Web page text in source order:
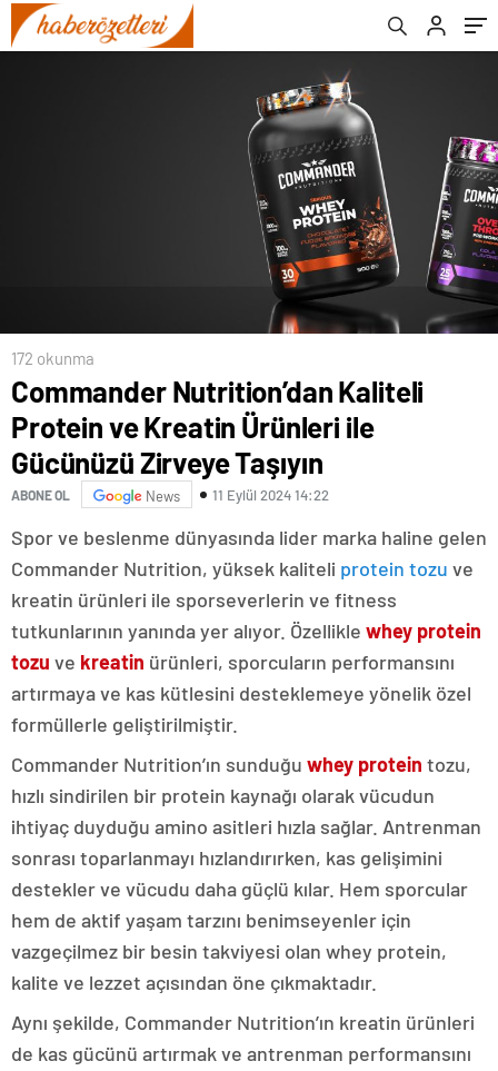
Taşıyın
172 okunma
Commander Nutrition’dan Kaliteli
Protein ve Kreatin Ürünleri ile
Gücünüzü Zirveye Taşıyın
ABONE OL News 11 Eylül 2024 14:22
Spor ve beslenme dünyasında lider marka haline gelen
Commander Nutrition, yüksek kaliteli protein tozu ve
kreatin ürünleri ile sporseverlerin ve fitness
tutkunlarının yanında yer alıyor. Özellikle whey protein
tozu ve kreatin ürünleri, sporcuların performansını
artırmaya ve kas kütlesini desteklemeye yönelik özel
formüllerle geliştirilmiştir.
Commander Nutrition’ın sunduğu whey protein tozu,
hızlı sindirilen bir protein kaynağı olarak vücudun
ihtiyaç duyduğu amino asitleri hızla sağlar. Antrenman
sonrası toparlanmayı hızlandırırken, kas gelişimini
destekler ve vücudu daha güçlü kılar. Hem sporcular
hem de aktif yaşam tarzını benimseyenler için
vazgeçilmez bir besin takviyesi olan whey protein,
kalite ve lezzet açısından öne çıkmaktadır.
Aynı şekilde, Commander Nutrition’ın kreatin ürünleri
de kas gücünü artırmak ve antrenman performansını